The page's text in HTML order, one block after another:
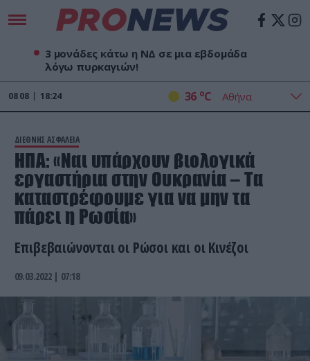
3 μονάδες κάτω η ΝΔ σε μια εβδομάδα
λόγω πυρκαγιών!
08 08 18:24 36 oC
ΔΙΕΘΝΗΣ ΑΣΦΑΛΕΙΑ
ΗΠΑ: «Ναι υπάρχουν βιολογικά
εργαστήρια στην Ουκρανία – Τα
καταστρέφουμε για να μην τα
πάρει η Ρωσία»
Επιβεβαιώνονται οι Ρώσοι και οι Κινέζοι
09.03.2022 | 07:18